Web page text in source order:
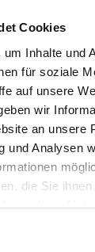
Cookies
Inhalte und
für soziale
auf unsere
wir
an unsere
und Analysen
die Sie
2027,
Herz